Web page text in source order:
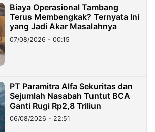
Biaya Operasional Tambang
Terus Membengkak? Ternyata Ini
yang Jadi Akar Masalahnya
07/08/2026 - 00:15
PT Paramitra Alfa Sekuritas dan
Sejumlah Nasabah Tuntut BCA
Ganti Rugi Rp2,8 Triliun
06/08/2026 - 22:51